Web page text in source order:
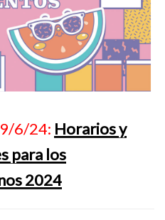
6/24: Horarios y
para los
2024